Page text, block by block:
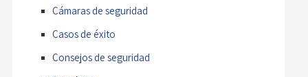
Cámaras de seguridad
Casos de éxito
Consejos de seguridad